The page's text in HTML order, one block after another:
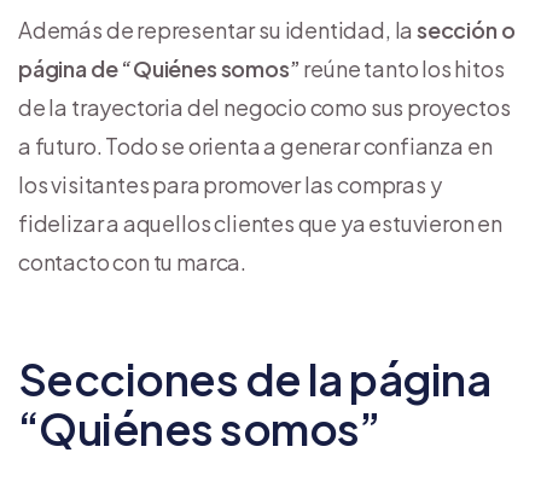
Además de representar su identidad, la sección o
página de “Quiénes somos” reúne tanto los hitos
de la trayectoria del negocio como sus proyectos
a futuro. Todo se orienta a generar confianza en
los visitantes para promover las compras y
fidelizar a aquellos clientes que ya estuvieron en
contacto con tu marca.
Secciones de la página
“Quiénes somos”